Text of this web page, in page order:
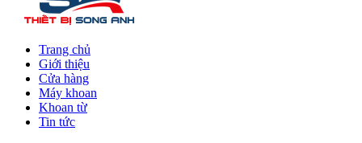
Trang chủ
Giới thiệu
Cửa hàng
Máy khoan
Khoan từ
Tin tức